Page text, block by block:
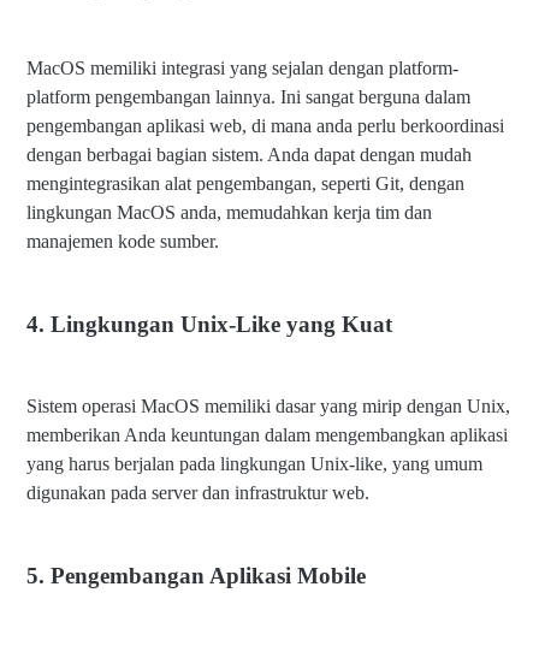
MacOS memiliki integrasi yang sejalan dengan platform-
platform pengembangan lainnya. Ini sangat berguna dalam
pengembangan aplikasi web, di mana anda perlu berkoordinasi
dengan berbagai bagian sistem. Anda dapat dengan mudah
mengintegrasikan alat pengembangan, seperti Git, dengan
lingkungan MacOS anda, memudahkan kerja tim dan
manajemen kode sumber.
4. Lingkungan Unix-Like yang Kuat
Sistem operasi MacOS memiliki dasar yang mirip dengan Unix,
memberikan Anda keuntungan dalam mengembangkan aplikasi
yang harus berjalan pada lingkungan Unix-like, yang umum
digunakan pada server dan infrastruktur web.
5. Pengembangan Aplikasi Mobile